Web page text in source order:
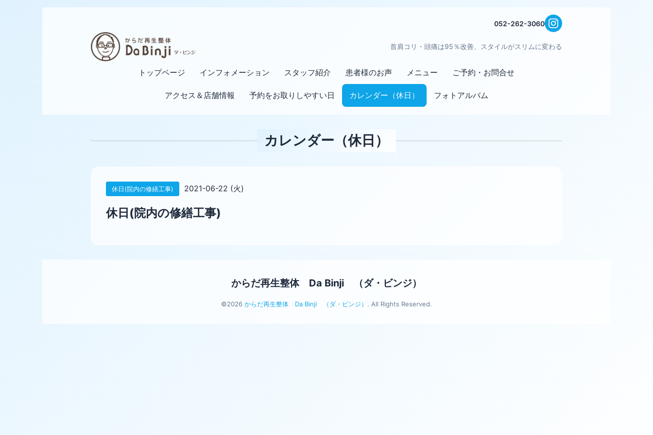
052-262-3060
首肩コリ・頭痛は95％改善、スタイルがスリムに変わる
トップページ インフォメーション スタッフ紹介 患者様のお声 メニュー ご予約・お問合せ
アクセス＆店舗情報 予約をお取りしやすい日 カレンダー（休日） フォトアルバム
カレンダー（休日）
休日(院内の修繕工事) 2021-06-22 (火)
休日(院内の修繕工事)
からだ再生整体 Da Binji （ダ・ビンジ）
©2026 からだ再生整体 Da Binji （ダ・ビンジ） . All Rights Reserved.